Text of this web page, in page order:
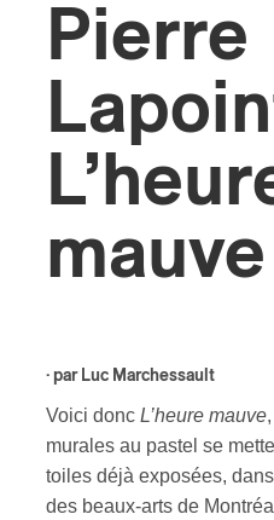
Pierre
mauve
· par Luc Marchessault
Voici donc L’heure mauve
murales au pastel se
toiles déjà exposées,
des beaux-arts de